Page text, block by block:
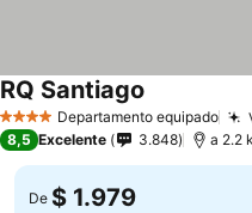
4 EstrellasDepartamento equipado
RQ Santiago
8,5 Excelente 3.848 a 2.2
De $ 1.979